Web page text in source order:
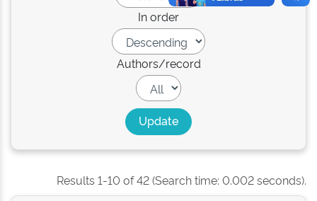
In order
Authors/record
Results 1-10 of 42 (Search time: 0.002 seconds).